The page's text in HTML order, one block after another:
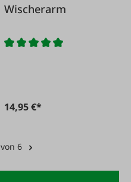
Wischerarm
14,95 €*
von 6